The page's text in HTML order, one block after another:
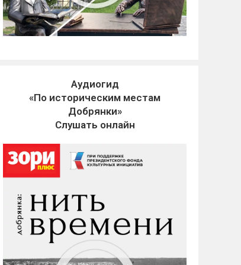
Аудиогид
«По историческим местам
Добрянки»
Слушать онлайн